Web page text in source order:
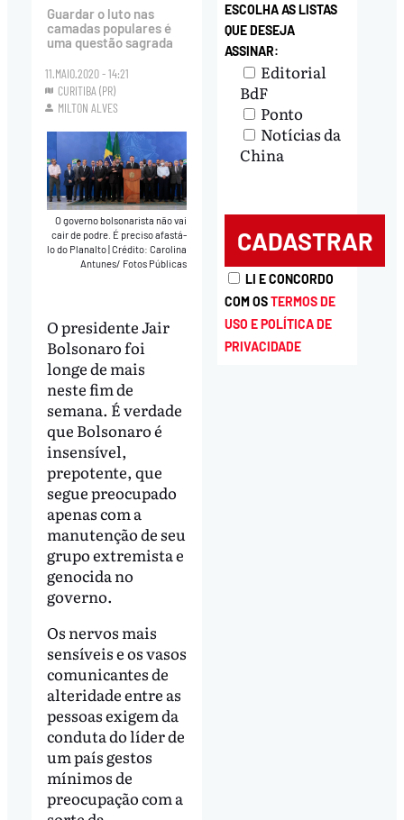
Guardar o luto nas
camadas populares é
uma questão sagrada
11.MAIO.2020 - 14:21
CURITIBA (PR)
MILTON ALVES
O governo bolsonarista não vai
cair de podre. É preciso afastá-
lo do Planalto|Crédito: Carolina
Antunes/ Fotos Públicas
O presidente Jair
Bolsonaro foi
longe de mais
neste fim de
semana. É verdade
que Bolsonaro é
insensível,
prepotente, que
segue preocupado
apenas com a
manutenção de seu
grupo extremista e
genocida no
governo.
Os nervos mais
sensíveis e os vasos
comunicantes de
alteridade entre as
pessoas exigem da
conduta do líder de
um país gestos
mínimos de
preocupação com a
ESCOLHA AS LISTAS
QUE DESEJA
ASSINAR:
Editorial
BdF
Ponto
Notícias da
China
LI E CONCORDO
COM OSTERMOS DE
USO E POLÍTICA DE
PRIVACIDADE